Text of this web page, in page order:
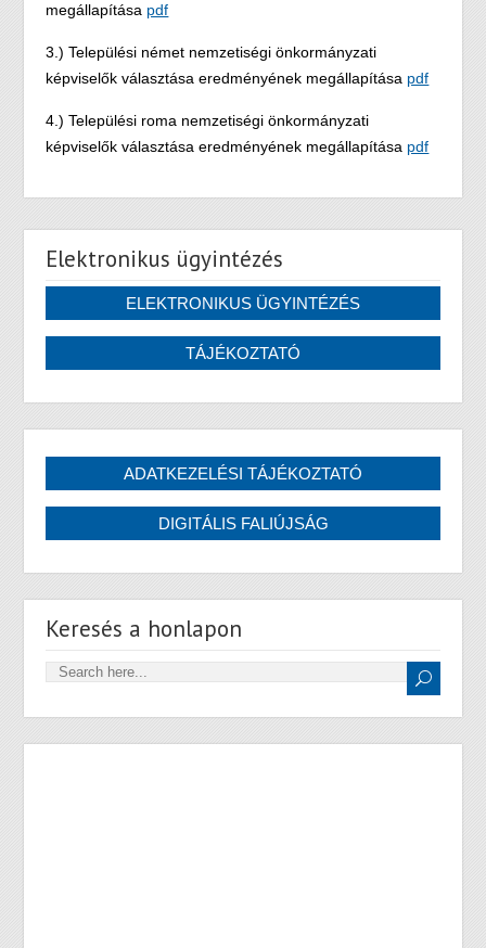
megállapítása pdf
3.) Települési német nemzetiségi önkormányzati
képviselők választása eredményének megállapítása pdf
4.) Települési roma nemzetiségi önkormányzati
képviselők választása eredményének megállapítása pdf
Elektronikus ügyintézés
Keresés a honlapon